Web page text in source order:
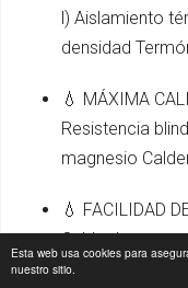
Esta web usa cookies para
nuestro sitio.
l) Aislamiento
densidad
💧 MÁXIMA
Resistencia
magnesio
💧 FACILIDAD
Cable de con